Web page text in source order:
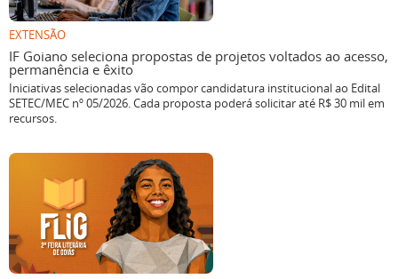
EXTENSÃO
IF Goiano seleciona propostas de projetos voltados ao acesso,
permanência e êxito
Iniciativas selecionadas vão compor candidatura institucional ao Edital
SETEC/MEC nº 05/2026. Cada proposta poderá solicitar até R$ 30 mil em
recursos.